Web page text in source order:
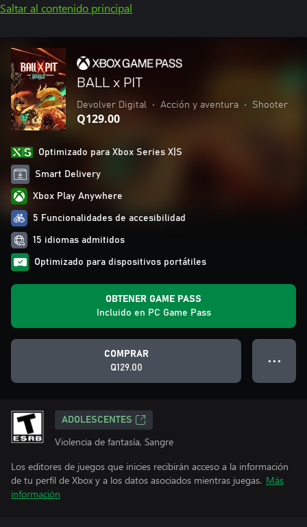
Saltar al contenido principal
BALL x PIT
Devolver Digital • Acción y aventura • Shooter
Q129.00
Optimizado para Xbox Series X|S
Smart Delivery
Xbox Play Anywhere
5 Funcionalidades de accesibilidad
15 idiomas admitidos
Optimizado para dispositivos portátiles
OBTENER GAME PASS
Incluido en PC Game Pass
COMPRAR
Q129.00
● ● ●
ADOLESCENTES
Violencia de fantasía, Sangre
Los editores de juegos que inicies recibirán acceso a la información
de tu perfil de Xbox y a los datos asociados mientras juegas. Más
información